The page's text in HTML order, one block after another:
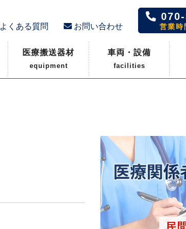
よくある質問 お問い合わせ 営業
医療搬送器材
equipment
車両・設備
facilities